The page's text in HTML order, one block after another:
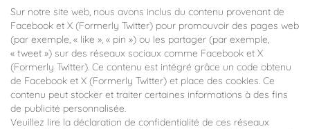
Sur notre site web, nous avons inclus du contenu provenant de
Facebook et X (Formerly Twitter) pour promouvoir des pages web
(par exemple, « like », « pin ») ou les partager (par exemple,
« tweet ») sur des réseaux sociaux comme Facebook et X
(Formerly Twitter). Ce contenu est intégré grâce un code obtenu
de Facebook et X (Formerly Twitter) et place des cookies. Ce
contenu peut stocker et traiter certaines informations à des fins
de publicité personnalisée.
Veuillez lire la déclaration de confidentialité de ces réseaux